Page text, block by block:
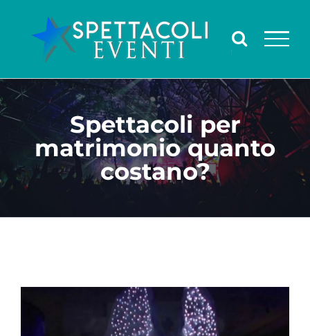
contenuto
Spettacoli per
matrimonio quanto
costano?
immagine